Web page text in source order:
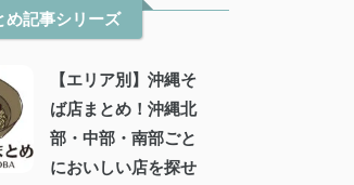
め記事シリーズ
【エリア別】沖縄そ
ば店まとめ！沖縄北
部・中部・南部ごと
においしい店を探せ